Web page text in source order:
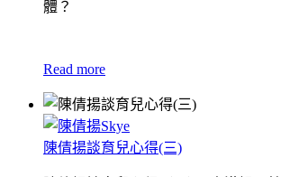
體？
Read more
陳倩揚談育兒心得(三)